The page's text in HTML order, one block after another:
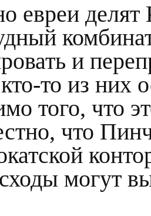
евреи
и
то из
того, что
что
могут